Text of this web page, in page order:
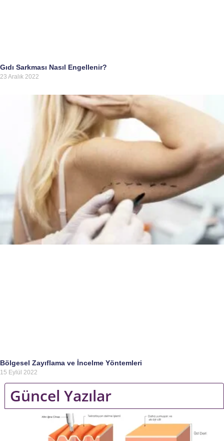
Gıdı Sarkması Nasıl Engellenir?
23 Aralık 2022
Bölgesel Zayıflama ve İncelme Yöntemleri
15 Eylül 2022
Güncel Yazılar